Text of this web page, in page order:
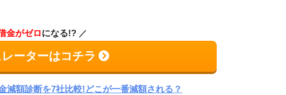
金がゼロになる!?
ーターはコチラ
減額診断を7社比較!どこが一番減額される？